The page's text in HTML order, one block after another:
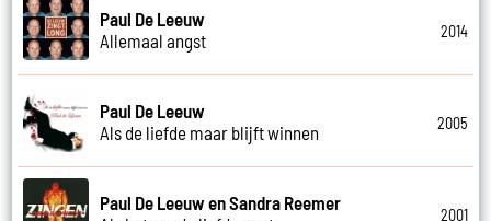
Paul De Leeuw
Allemaal angst
2014
Paul De Leeuw
Als de liefde maar blijft winnen
2005
Paul De Leeuw en Sandra Reemer
2001